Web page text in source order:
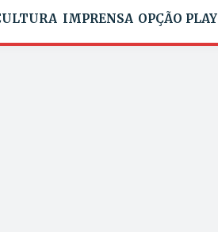
IMPRENSA OPÇÃO PLAY